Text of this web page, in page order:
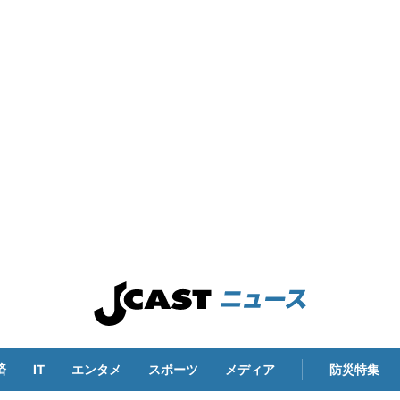
IT エンタメ スポーツ メディア 防災特集